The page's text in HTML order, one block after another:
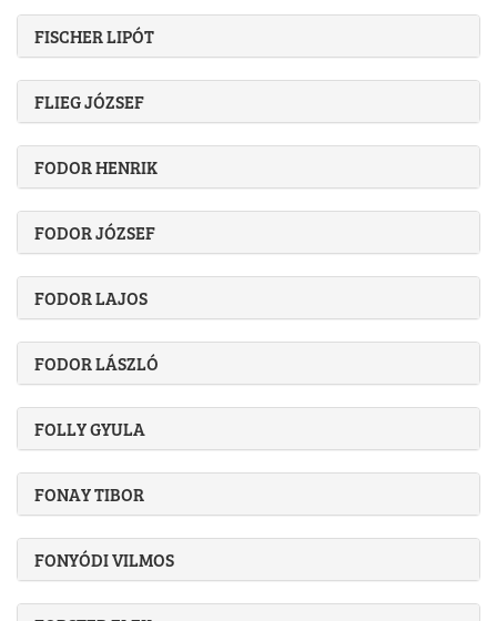
FISCHER LIPÓT
FLIEG JÓZSEF
FODOR HENRIK
FODOR JÓZSEF
FODOR LAJOS
FODOR LÁSZLÓ
FOLLY GYULA
FONAY TIBOR
FONYÓDI VILMOS